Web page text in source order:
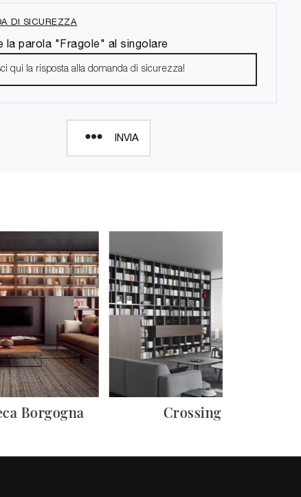
DI SICUREZZA
la parola "Fragole" al singolare
INVIA
Borgogna Crossing